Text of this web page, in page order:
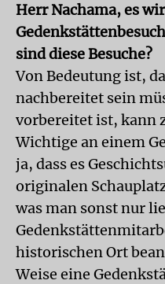
Herr Nachama, es
sind diese Besuche?
Von Bedeutung ist,
nachbereitet sein
vorbereitet ist, kann
Wichtige an einem
ja, dass es
originalen
was man sonst nur
historischen Ort
Weise eine